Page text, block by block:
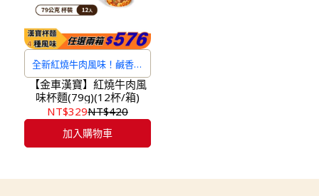
全新紅燒牛肉風味！鹹香回
甘！
【金車漢寶】紅燒牛肉風
味杯麵(79g)(12杯/箱)
NT$329NT$420
加入購物車